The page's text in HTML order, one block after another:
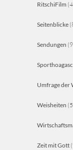
RitschiFilm
Seitenblicke
Sendungen
Umfrage der
Weisheiten
Zeit mit Gott